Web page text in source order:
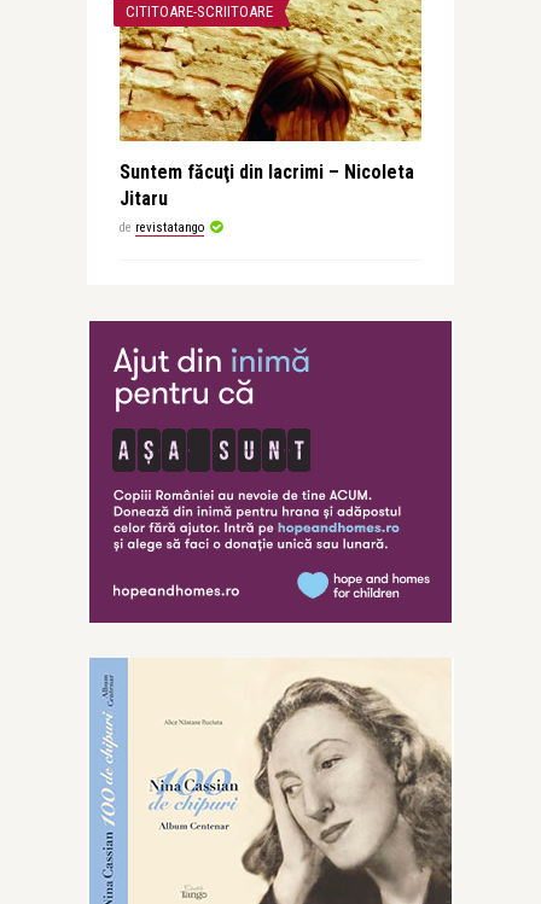
CITITOARE-SCRIITOARE
Suntem făcuţi din lacrimi – Nicoleta
Jitaru
de revistatango